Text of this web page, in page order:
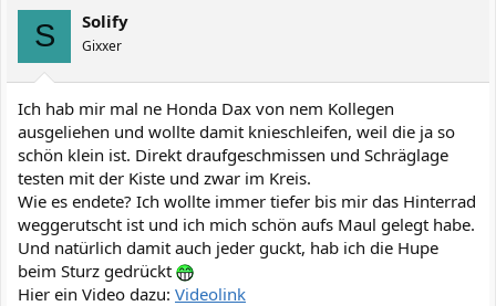
S Solify
Gixxer
Ich hab mir mal ne Honda Dax von nem Kollegen
ausgeliehen und wollte damit knieschleifen, weil die ja so
schön klein ist. Direkt draufgeschmissen und Schräglage
testen mit der Kiste und zwar im Kreis.
Wie es endete? Ich wollte immer tiefer bis mir das Hinterrad
weggerutscht ist und ich mich schön aufs Maul gelegt habe.
Und natürlich damit auch jeder guckt, hab ich die Hupe
beim Sturz gedrückt
Hier ein Video dazu: Videolink